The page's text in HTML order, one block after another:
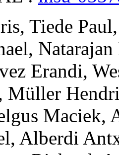
, Tiede Paul
, Natarajan
Erandi,
Müller
Maciek,
, Alberdi